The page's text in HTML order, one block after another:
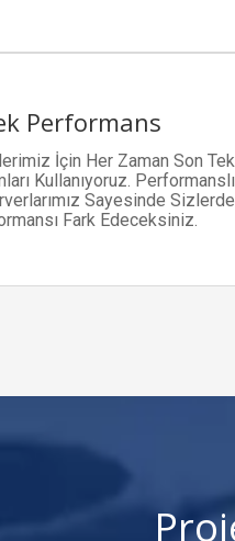
Performans
İçin Her Zaman Son
Kullanıyoruz.
Sayesinde
Fark Edeceksiniz.